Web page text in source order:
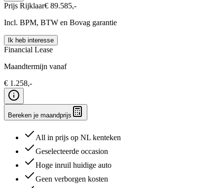
Prijs Rijklaar€ 89.585,-
Incl. BPM, BTW en Bovag garantie
Ik heb interesse
Financial Lease
Maandtermijn vanaf
€ 1.258,-
Bereken je maandprijs
All in prijs op NL kenteken
Geselecteerde occasion
Hoge inruil huidige auto
Geen verborgen kosten